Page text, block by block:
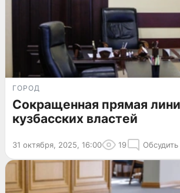
ГОРОД
Сокращенная прямая
кузбасских властей
31 октября, 2025, 16:00 19 Обсудить